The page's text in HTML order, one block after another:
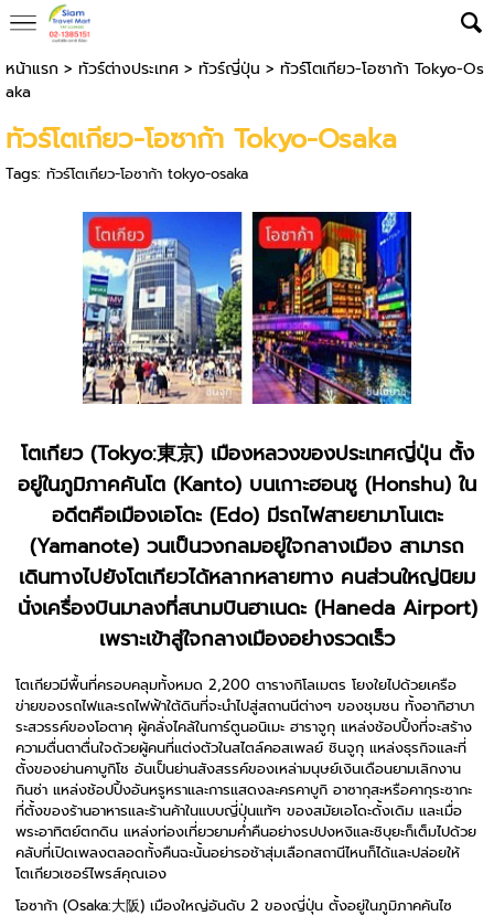
หน้าแรก > ทัวร์ต่างประเทศ> ทัวร์ญี่ปุ่น > ทัวร์โตเกียว-โอซาก้า Tokyo-Os
aka
ทัวร์โตเกียว-โอซาก้า Tokyo-Osaka
Tags: ทัวร์โตเกียว-โอซาก้า tokyo-osaka
โตเกียว (Tokyo:東京) เมืองหลวงของประเทศญี่ปุ่น ตั้ง
อยู่ในภูมิภาคคันโต (Kanto) บนเกาะฮอนชู (Honshu) ใน
อดีตคือเมืองเอโดะ (Edo) มีรถไฟสายยามาโนเตะ
(Yamanote) วนเป็นวงกลมอยู่ใจกลางเมือง สามารถ
เดินทางไปยังโตเกียวได้หลากหลายทาง คนส่วนใหญ่นิยม
นั่งเครื่องบินมาลงที่สนามบินฮาเนดะ (Haneda Airport)
เพราะเข้าสู่ใจกลางเมืองอย่างรวดเร็ว
โตเกียวมีพื้นที่ครอบคลุมทั้งหมด 2,200 ตารางกิโลเมตร โยงใยไปด้วยเครือ
ข่ายของรถไฟและรถไฟฟ้าใต้ดินที่จะนำไปสู่สถานนีต่างๆ ของชุมชน ทั้งอากิฮาบา
ระสวรรค์ของโอตาคุ ผู้คลั่งไคล้ในการ์ตูนอนิเมะ ฮาราจูกุ แหล่งช้อปปิ้งที่จะสร้าง
ความตื่นตาตื่นใจด้วยผู้คนที่แต่งตัวในสไตล์คอสเพลย์ ชินจูกุ แหล่งธุรกิจและที่
ตั้งของย่านคาบูกิโช อันเป็นย่านสังสรรค์ของเหล่ามนุษย์เงินเดือนยามเลิกงาน
กินซ่า แหล่งช้อปปิ้งอันหรูหราและการแสดงละครคาบูกิ อาซากุสะหรือคากุระซากะ
ที่ตั้งของร้านอาหารและร้านค้าในแบบญี่ปุ่นแท้ๆ ของสมัยเอโดะดั้งเดิม และเมื่อ
พระอาทิตย์ตกดิน แหล่งท่องเที่ยวยามค่ำคืนอย่างรปปงหงิและชิบุยะก็เต็มไปด้วย
คลับที่เปิดเพลงตลอดทั้งคืนฉะนั้นอย่ารอช้าสุ่มเลือกสถานีไหนก็ได้และปล่อยให้
โตเกียวเซอร์ไพรส์คุณเอง
โอซาก้า (Osaka:大阪) เมืองใหญ่อันดับ 2 ของญี่ปุ่น ตั้งอยู่ในภูมิภาคคันไซ